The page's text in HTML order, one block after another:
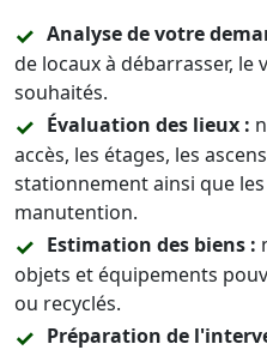
Analyse de votre
de locaux à débarrasser, le
souhaités.
Évaluation des lieux :
accès, les étages, les
stationnement ainsi que
manutention.
Estimation des biens :
objets et équipements
ou recyclés.
Préparation de